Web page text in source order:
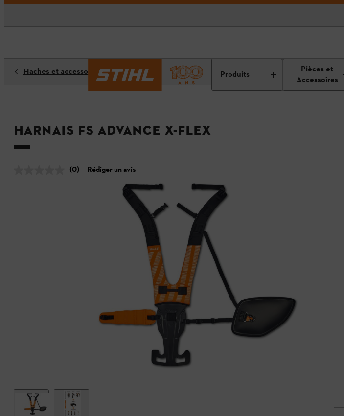
Produits
Pièces et
Accessoires
Haches et accessoires forestiers
Harnais FS ADVANCE X-FLEX
(0) Rédiger un avis